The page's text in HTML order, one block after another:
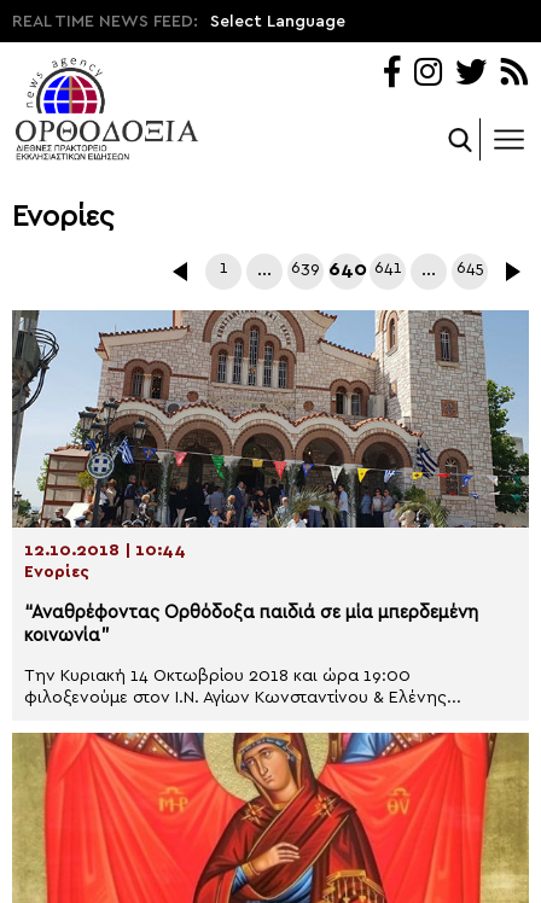
REAL TIME NEWS FEED: Select Language
Ενορίες
1 … 639 640 641 … 645
12.10.2018 | 10:44
Ενορίες
“Αναθρέφοντας Ορθόδοξα παιδιά σε μία μπερδεμένη
κοινωνία”
Την Κυριακή 14 Οκτωβρίου 2018 και ώρα 19:00
φιλοξενούμε στον Ι.Ν. Αγίων Κωνσταντίνου & Ελένης...